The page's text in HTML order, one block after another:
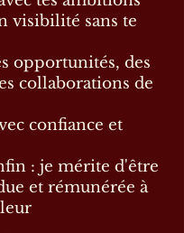
visibilité sans te
opportunités, des
collaborations de
confiance et
: je mérite d'être
et rémunérée à